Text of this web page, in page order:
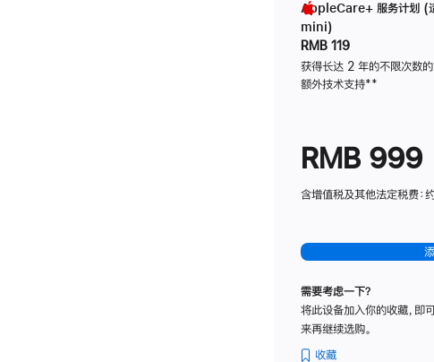
AppleCare+ 服务计划 (
mini)
RMB 119
获得长达 2 年的不限次数
额外技术支持脚
**
RMB 999
含增值税及其他法定税费：
需要考虑一下？
将此设备加入你的收藏，即
来再继续选购。
收藏